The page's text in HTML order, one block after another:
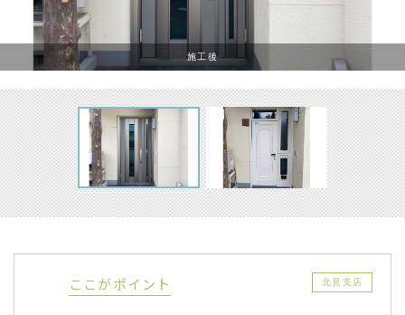
施工後
ここがポイント 北見支店